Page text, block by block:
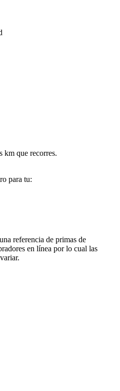
km que recorres.
para tu:
referencia de primas de
en línea por lo cual las